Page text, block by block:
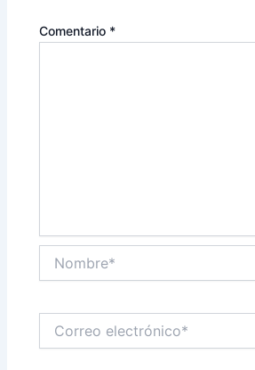
Comentario *
electrónico*